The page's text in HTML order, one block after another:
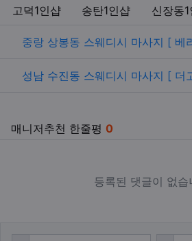
고덕1인샵
송탄1인샵 신장동
관련자료
중랑 상봉동 스웨디시 마사지 [ 베
성남 수진동 스웨디시 마사지 [ 더
매니저추천 한줄평 0
등록된 댓글이 없습
댓글쓰기